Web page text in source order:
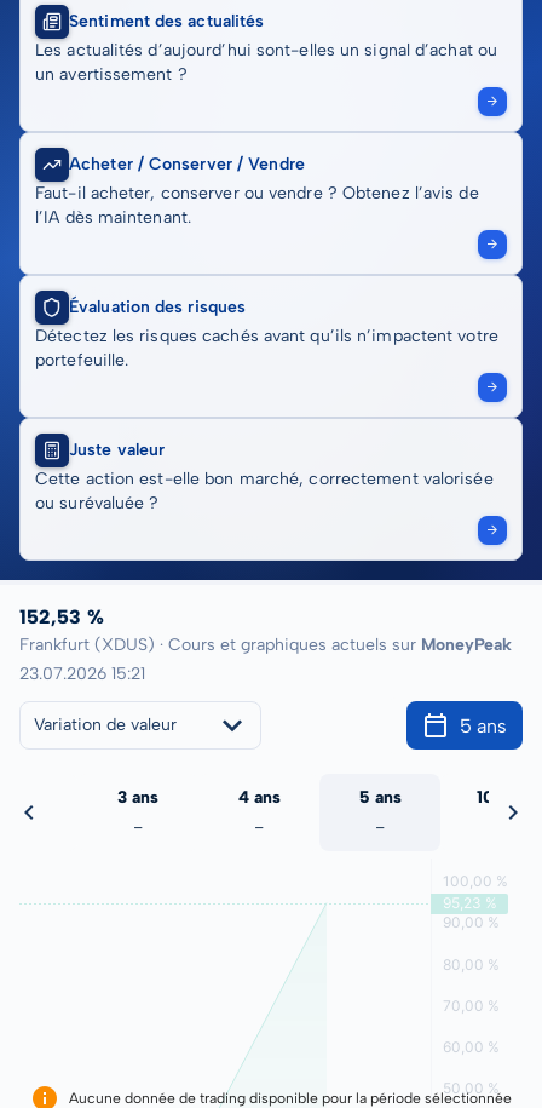
Sentiment des actualités
Les actualités d’aujourd’hui sont-elles un signal d’achat ou
un avertissement ?
Acheter / Conserver / Vendre
Faut-il acheter, conserver ou vendre ? Obtenez l’avis de
l’IA dès maintenant.
Évaluation des risques
Détectez les risques cachés avant qu’ils n’impactent votre
portefeuille.
Juste valeur
Cette action est-elle bon marché, correctement valorisée
ou surévaluée ?
152,53 %
Frankfurt (XDUS) · Cours et graphiques actuels sur MoneyPeak
23.07.2026 15:21
Variation de valeur 5 ans
3 ans
-
4 ans
-
5 ans
-
10 ans
Aucune donnée de trading disponible pour la période sélectionnée